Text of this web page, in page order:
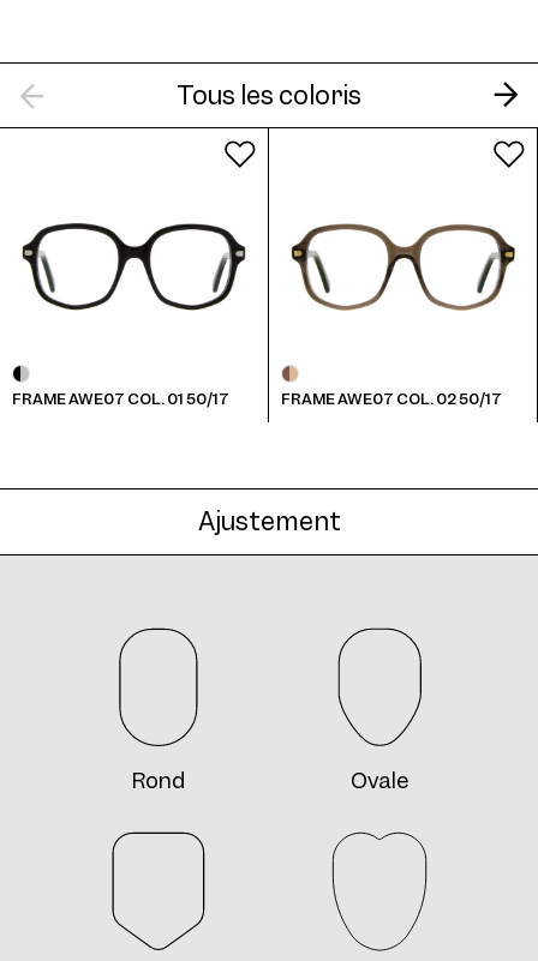
Tous les coloris
FRAME AWE07 COL. 01 50/17 FRAME AWE07 COL. 02 50/17
Ajustement
Rond Ovale